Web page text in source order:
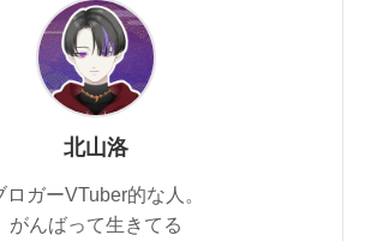
北山洛
ロガーVTuber的な人。
がんばって生きてる